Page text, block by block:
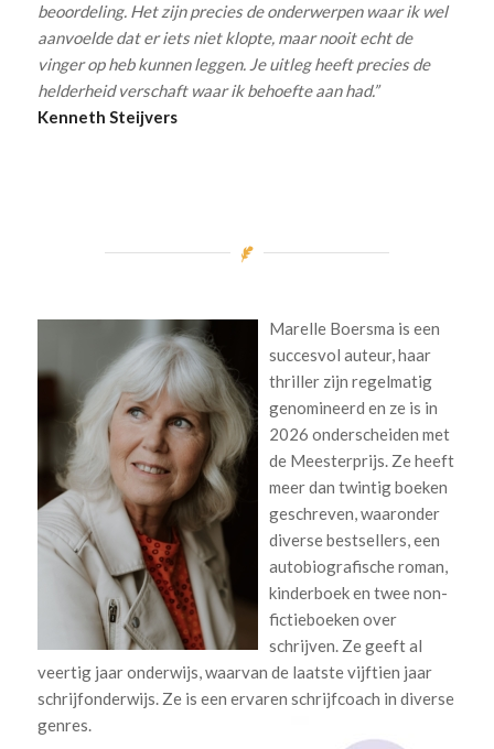
beoordeling. Het zijn precies de onderwerpen waar ik wel
aanvoelde dat er iets niet klopte, maar nooit echt de
vinger op heb kunnen leggen. Je uitleg heeft precies de
helderheid verschaft waar ik behoefte aan had.”
Kenneth Steijvers
Marelle Boersma is een
succesvol auteur, haar
thriller zijn regelmatig
genomineerd en ze is in
2026 onderscheiden met
de Meesterprijs. Ze heeft
meer dan twintig boeken
geschreven, waaronder
diverse bestsellers, een
autobiografische roman,
kinderboek en twee non-
fictieboeken over
schrijven. Ze geeft al
veertig jaar onderwijs, waarvan de laatste vijftien jaar
schrijfonderwijs. Ze is een ervaren schrijfcoach in diverse
genres.